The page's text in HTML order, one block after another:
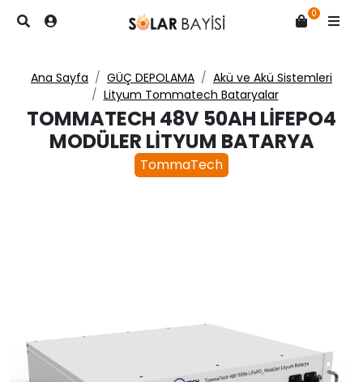
0
Ana Sayfa GÜÇ DEPOLAMA
Akü ve Akü Sistemleri
Lityum Tommatech Bataryalar
TOMMATECH 48V 50AH LIFEPO4
MODÜLER LITYUM BATARYA
TommaTech